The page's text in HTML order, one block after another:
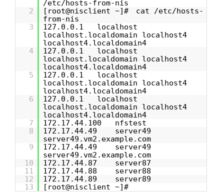
/etc/hosts-from-nis
2
[root@nisclient ~]# cat /etc/hosts-
from-nis
3
127.0.0.1 localhost
localhost.localdomain localhost4
localhost4.localdomain4
4
127.0.0.1 localhost
localhost.localdomain localhost4
localhost4.localdomain4
5
127.0.0.1 localhost
localhost.localdomain localhost4
localhost4.localdomain4
6
127.0.0.1 localhost
localhost.localdomain localhost4
localhost4.localdomain4
7
172.17.44.100 nfstest
8
172.17.44.49 server49
server49.vm2.example.com
9
172.17.44.49 server49
server49.vm2.example.com
10
172.17.44.87 server87
11
172.17.44.88 server88
12
172.17.44.89 server89
13
[root@nisclient ~]#